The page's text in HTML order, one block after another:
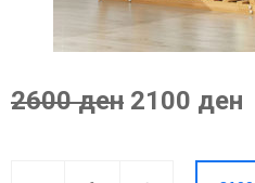
2600 ден 2100 ден